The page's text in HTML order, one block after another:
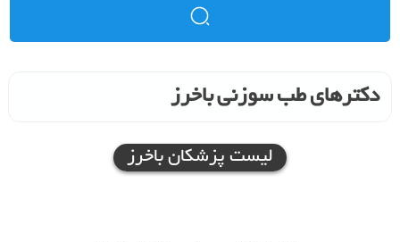
دکترهای طب سوزنی باخرز
لیست پزشکان باخرز